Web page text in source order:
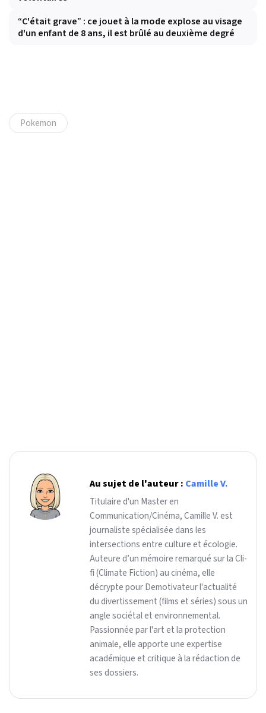
“C'était grave” : ce jouet à la mode explose au visage
d'un enfant de 8 ans, il est brûlé au deuxième degré
Pokemon
Au sujet de l'auteur : Camille V.
Titulaire d'un Master en
Communication/Cinéma, Camille V. est
journaliste spécialisée dans les
intersections entre culture et écologie.
Auteure d’un mémoire remarqué sur la Cli-
fi (Climate Fiction) au cinéma, elle
décrypte pour Demotivateur l'actualité
du divertissement (films et séries) sous un
angle sociétal et environnemental.
Passionnée par l'art et la protection
animale, elle apporte une expertise
académique et critique à la rédaction de
ses dossiers.